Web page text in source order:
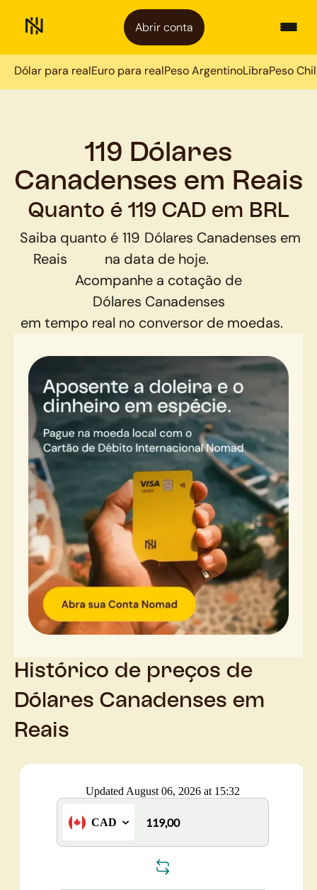
Abrir conta
Dólar para realEuro para realPeso ArgentinoLibraPeso
119 Dólares
Canadenses em Reais
Quanto é 119 CAD em BRL
Saiba quanto é 119 Dólares Canadenses em
Reais
na data de hoje.
Acompanhe a cotação de
Dólares Canadenses
em tempo real no conversor de moedas.
Histórico de preços de
Dólares Canadenses em
Reais